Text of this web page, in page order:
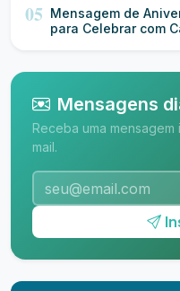
05 Mensagem de
para Celebrar com
Mensagens
Receba uma
mail.